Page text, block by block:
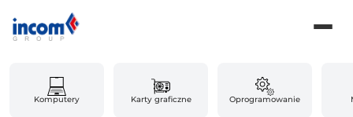
Komputery Karty graficzne Oprogramowanie